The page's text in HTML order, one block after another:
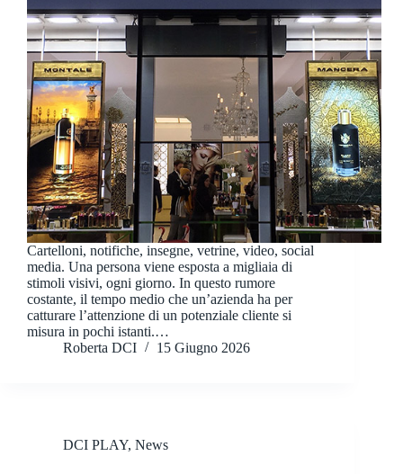
Cartelloni, notifiche, insegne, vetrine, video, social
media. Una persona viene esposta a migliaia di
stimoli visivi, ogni giorno. In questo rumore
costante, il tempo medio che un’azienda ha per
catturare l’attenzione di un potenziale cliente si
misura in pochi istanti.…
Roberta DCI
15 Giugno 2026
DCI PLAY, News